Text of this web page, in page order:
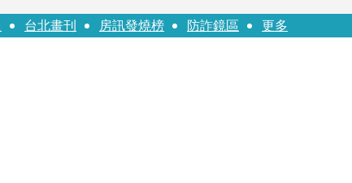
列3款嗆：陳時中唯一擋的叫科興
台北畫刊 房訊發燒榜 防詐鏡區 更多